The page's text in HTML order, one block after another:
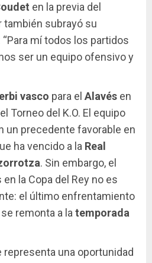
en la previa del
también subrayó su
mí todos los partidos
ser un equipo ofensivo y
vasco para el Alavés en
Torneo del K.O. El equipo
un precedente favorable en
ha vencido a la Real
. Sin embargo, el
la Copa del Rey no es
el último enfrentamiento
remonta a latemporada
representa una oportunidad